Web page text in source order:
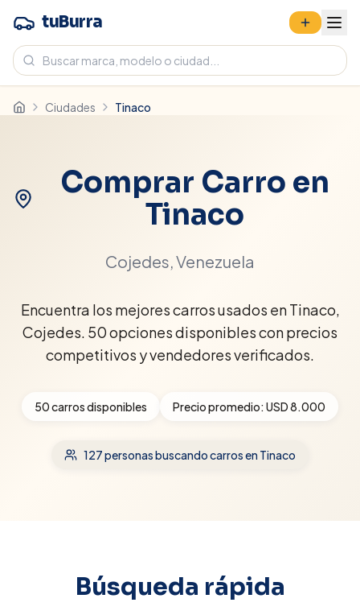
tuBurra
Ciudades Tinaco
Comprar Carro en
Tinaco
Cojedes, Venezuela
Encuentra los mejores carros usados en Tinaco,
Cojedes. 50 opciones disponibles con precios
competitivos y vendedores verificados.
50carros disponibles Precio promedio: USD 8.000
127personas buscando carrosen Tinaco
Búsqueda rápida